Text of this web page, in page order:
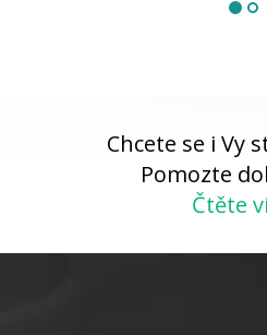
Chcete se i Vy
Pomozte
Čtěte